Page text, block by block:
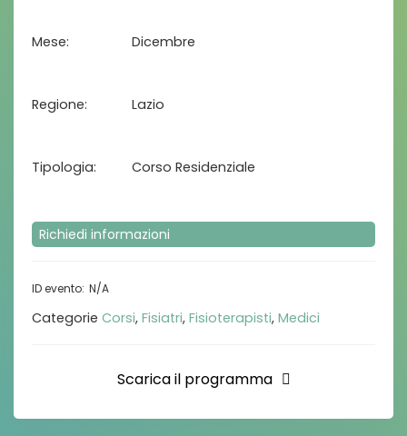
Mese Dicembre
Regione Lazio
Tipologia Corso Residenziale
Richiedi informazioni
N/A
Categorie Corsi, Fisiatri, Fisioterapisti, Medici
Scarica il programma